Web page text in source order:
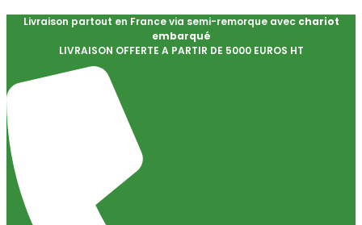
Livraison partout en France via semi-remorque avec chariot
embarqué
LIVRAISON OFFERTE A PARTIR DE 5000 EUROS HT